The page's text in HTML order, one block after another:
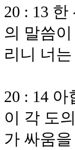
20 : 13
의 말씀
리니 너
20 : 14
이 각 도
가 싸움